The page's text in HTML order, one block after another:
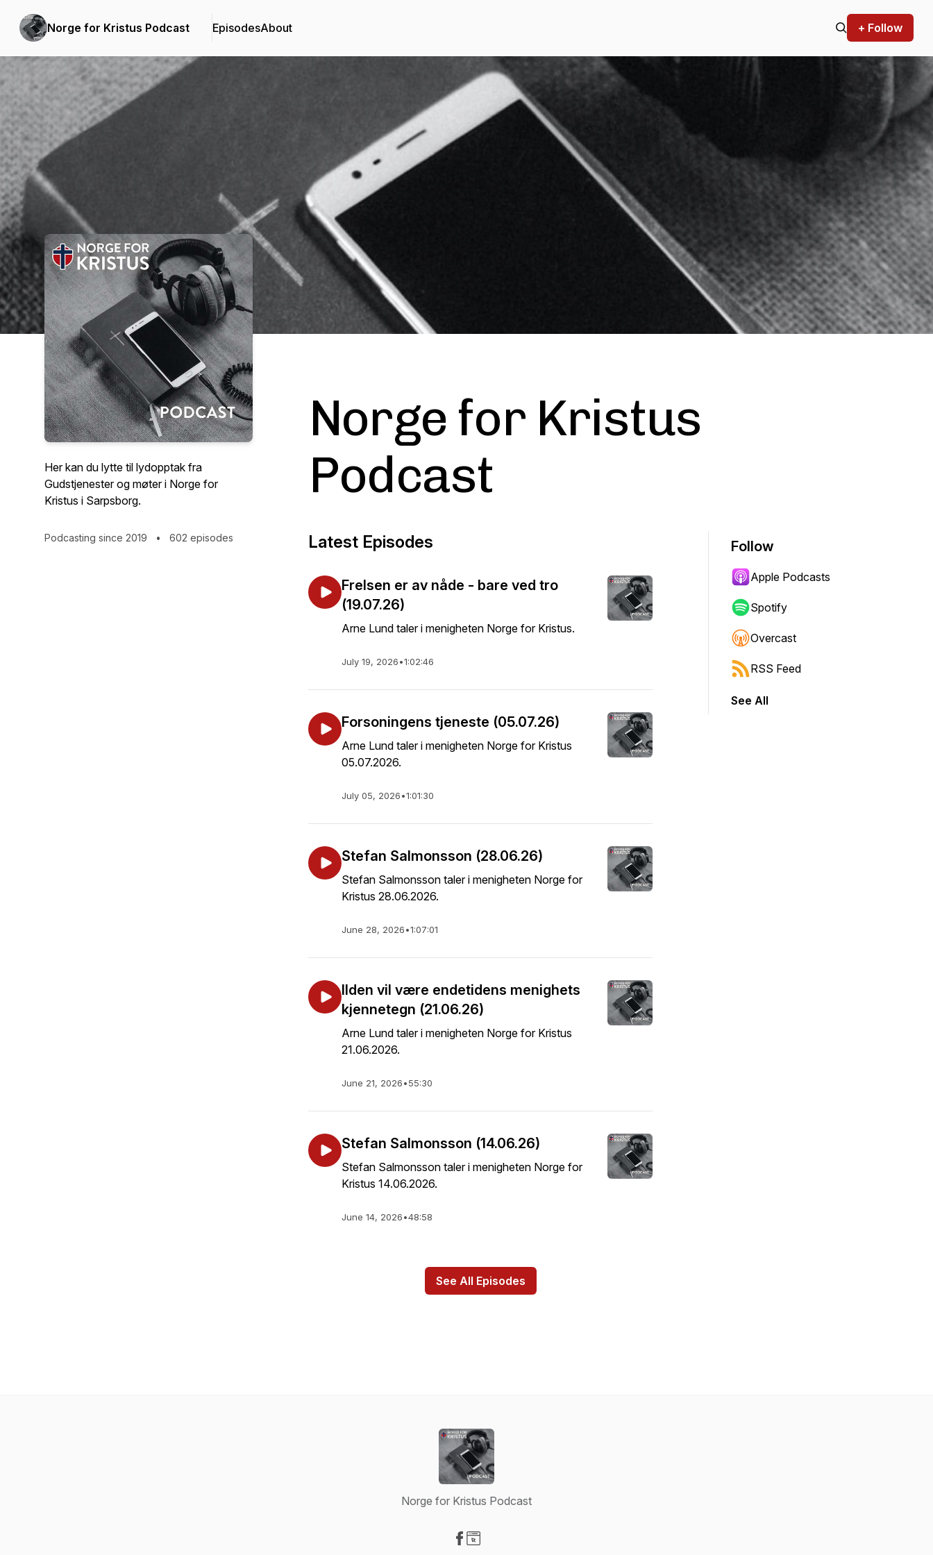
Norge for Kristus Podcast EpisodesAbout + Follow
Podcast Background Image
Her kan du lytte til lydopptak fra
Gudstjenester og møter i Norge for
Kristus i Sarpsborg.
Podcasting since 2019 • 602 episodes
Norge for Kristus
Podcast
Latest Episodes
Frelsen er av nåde - bare ved tro
(19.07.26)
Arne Lund taler i menigheten Norge for Kristus.
July 19, 2026•1:02:46
Forsoningens tjeneste (05.07.26)
Arne Lund taler i menigheten Norge for Kristus
05.07.2026.
July 05, 2026•1:01:30
Stefan Salmonsson (28.06.26)
Stefan Salmonsson taler i menigheten Norge for
Kristus 28.06.2026.
June 28, 2026•1:07:01
Ilden vil være endetidens menighets
kjennetegn (21.06.26)
Arne Lund taler i menigheten Norge for Kristus
21.06.2026.
June 21, 2026•55:30
Stefan Salmonsson (14.06.26)
Stefan Salmonsson taler i menigheten Norge for
Kristus 14.06.2026.
June 14, 2026•48:58
See All Episodes
Follow
Apple Podcasts
Spotify
Overcast
RSS Feed
See All
Norge for Kristus Podcast